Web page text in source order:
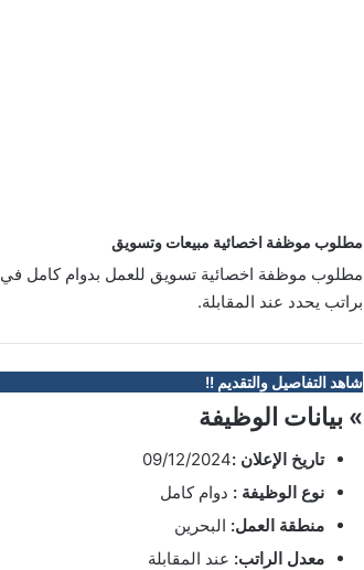
مطلوب موظفة اخصائية مبيعات وتسويق
مطلوب موظفة اخصائية تسويق للعمل بدوام كامل في
براتب يحدد عند المقابلة.
شاهد التفاصيل والتقديم !!
» بيانات الوظيفة
تاريخ الإعلان :09/12/2024
نوع الوظيفة : دوام كامل
منطقة العمل: البحرين
معدل الراتب: عند المقابلة